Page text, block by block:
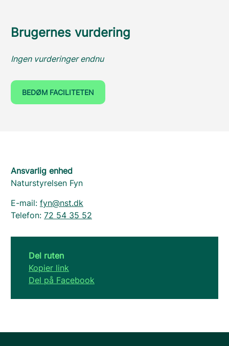
Brugernes vurdering
Ingen vurderinger endnu
BEDØM FACILITETEN
Ansvarlig enhed
Naturstyrelsen Fyn
E-mail: fyn@nst.dk
Telefon: 72 54 35 52
Del ruten
Kopier link
Del på Facebook